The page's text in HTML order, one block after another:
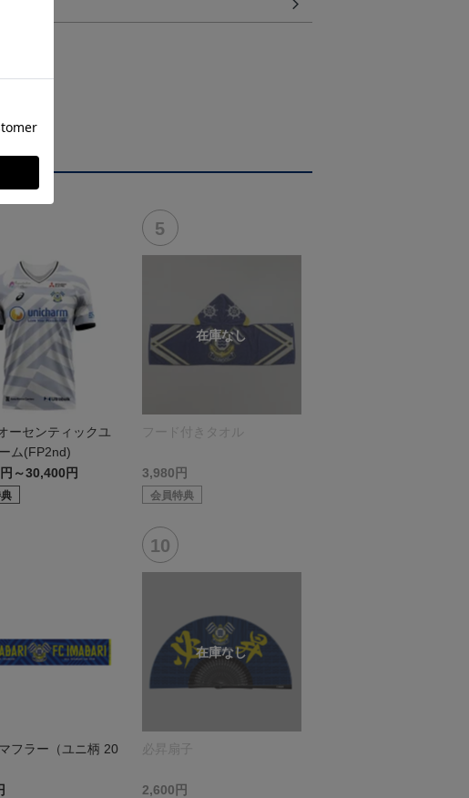
ーセンティックユ
ム(FP2nd)
～30,400円
フード付きタオル
3,980円
会員特典
フラー（ユニ柄 20
必昇扇子
2,600円